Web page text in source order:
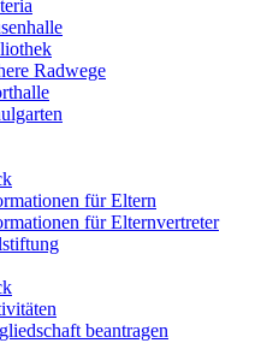
Radwege
für Eltern
für Elternvertreter
beantragen